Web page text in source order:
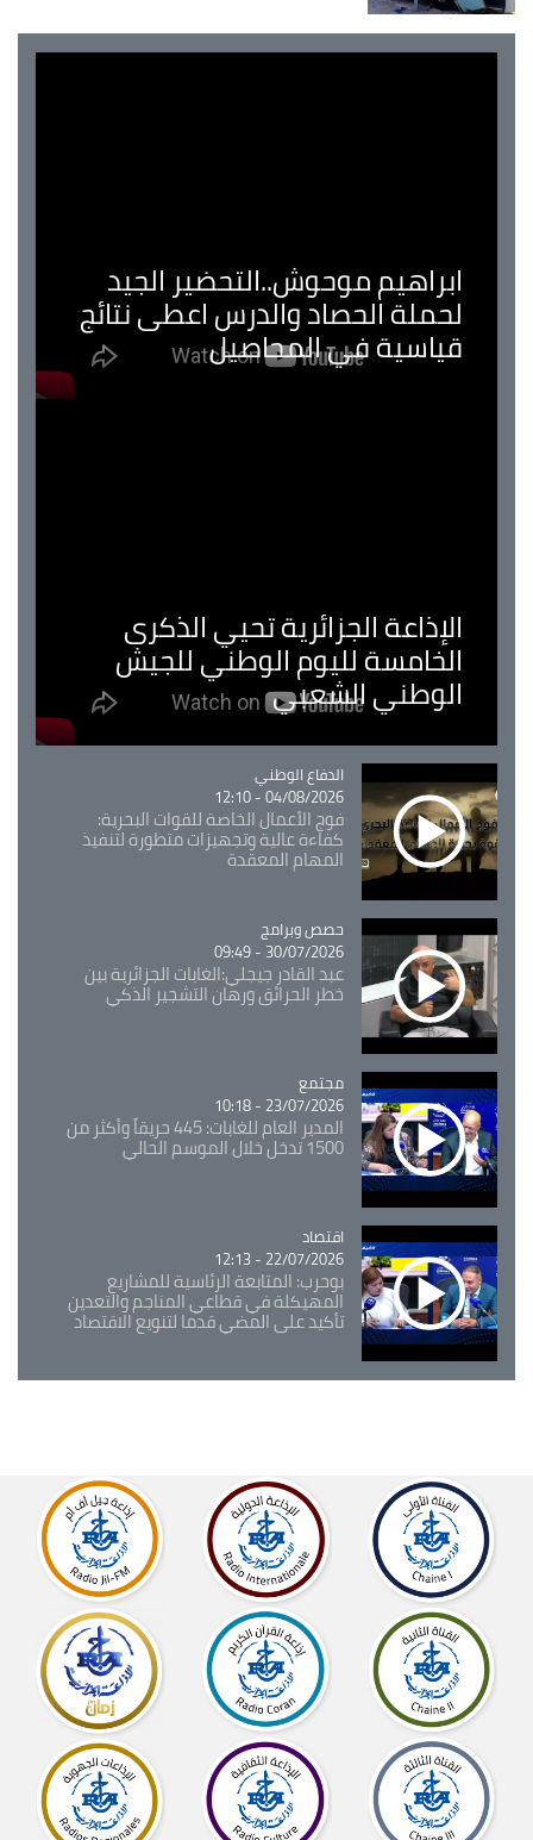
ابراهيم موحوش..التحضير الجيد
لحملة الحصاد والدرس اعطى نتائج
قياسية في المحاصيل
الإذاعة الجزائرية تحيي الذكرى
الخامسة لليوم الوطني للجيش
الوطني الشعبي
Catégorie
الدفاع الوطني
04/08/2026 - 12:10
فوج الأعمال الخاصة للقوات البحرية:
كفاءة عالية وتجهيزات متطورة لتنفيذ
المهام المعقدة
Catégorie
حصص وبرامج
30/07/2026 - 09:49
عبد القادر جيجلي:الغابات الجزائرية بين
خطر الحرائق ورهان التشجير الذكي
Catégorie
مجتمع
23/07/2026 - 10:18
المدير العام للغابات: 445 حريقاً وأكثر من
1500 تدخل خلال الموسم الحالي
Catégorie
اقتصاد
22/07/2026 - 12:13
بوحرب: المتابعة الرئاسية للمشاريع
المهيكلة في قطاعي المناجم والتعدين
تأكيد على المضي قدما لتنويع الاقتصاد